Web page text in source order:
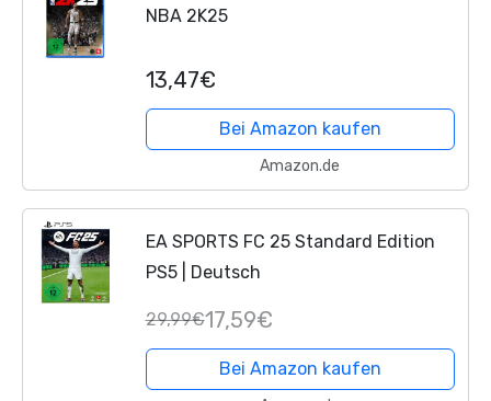
NBA 2K25
13,47€
Bei Amazon kaufen
Amazon.de
EA SPORTS FC 25 Standard Edition
PS5 | Deutsch
29,99€17,59€
Bei Amazon kaufen